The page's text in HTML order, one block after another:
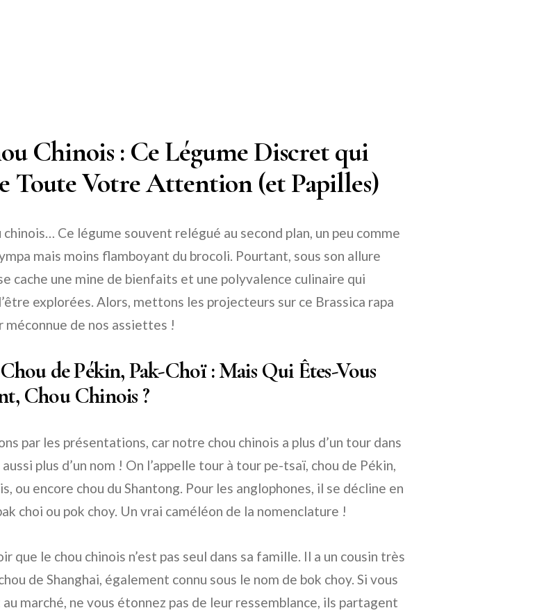
Chinois : Ce Légume Discret qui
Toute Votre Attention (et Papilles)
chinois… Ce légume souvent relégué au second plan, un peu comme
mais moins flamboyant du brocoli. Pourtant, sous son allure
cache une mine de bienfaits et une polyvalence culinaire qui
explorées. Alors, mettons les projecteurs sur ce Brassica rapa
méconnue de nos assiettes !
de Pékin, Pak-Choï : Mais Qui Êtes-Vous
Chou Chinois ?
par les présentations, car notre chou chinois a plus d’un tour dans
plus d’un nom ! On l’appelle tour à tour pe-tsaï, chou de Pékin,
ou encore chou du Shantong. Pour les anglophones, il se décline en
choi ou pok choy. Un vrai caméléon de la nomenclature !
que le chou chinois n’est pas seul dans sa famille. Il a un cousin très
de Shanghai, également connu sous le nom de bok choy. Si vous
au marché, ne vous étonnez pas de leur ressemblance, ils partagent